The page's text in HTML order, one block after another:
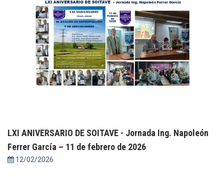
LXI ANIVERSARIO DE SOITAVE - Jornada Ing. Napoleón
Ferrer García – 11 de febrero de 2026
12/02/2026